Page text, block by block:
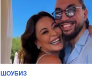
ШОУБИЗ